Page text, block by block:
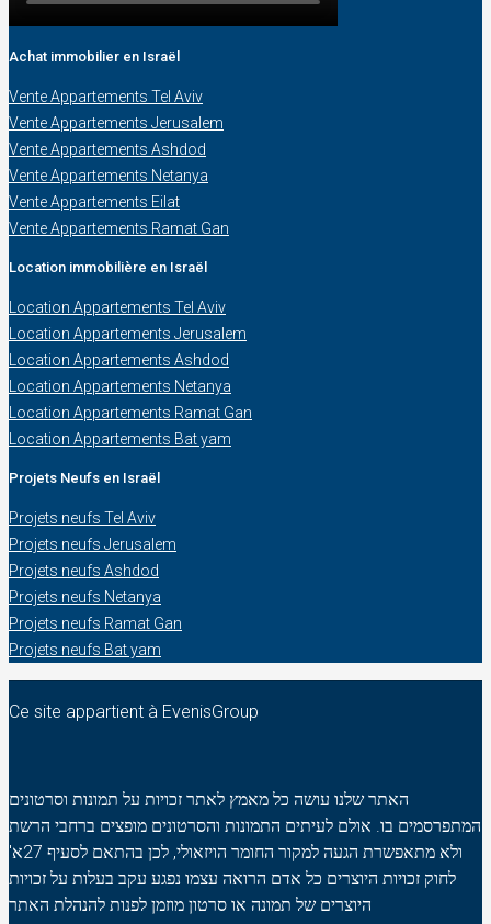
Achat immobilier en Israël
Vente Appartements Tel Aviv
Vente Appartements Jerusalem
Vente Appartements Ashdod
Vente Appartements Netanya
Vente Appartements Eilat
Vente Appartements Ramat Gan
Location immobilière en Israël
Location Appartements Tel Aviv
Location Appartements Jerusalem
Location Appartements Ashdod
Location Appartements Netanya
Location Appartements Ramat Gan
Location Appartements Bat yam
Projets Neufs en Israël
Projets neufs Tel Aviv
Projets neufs Jerusalem
Projets neufs Ashdod
Projets neufs Netanya
Projets neufs Ramat Gan
Projets neufs Bat yam
Ce site appartient à EvenisGroup
האתר שלנו עושה כל מאמץ לאתר זכויות על תמונות וסרטונים
המתפרסמים בו. אולם לעיתים התמונות והסרטונים מופצים ברחבי הרשת
ולא מתאפשרת הגעה למקור החומר הויזאולי, לכן בהתאם לסעיף 27א'
לחוק זכויות היוצרים כל אדם הרואה עצמו נפגע עקב בעלות על זכויות
היוצרים של תמונה או סרטון מוזמן לפנות להנהלת האתר